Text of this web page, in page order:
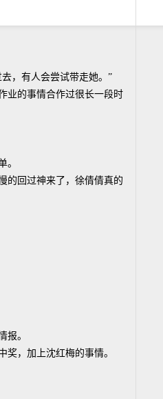
，有人会尝试带走她。”
业的事情合作过很长一段时
。
的回过神来了，徐倩倩真的
报。
奖，加上沈红梅的事情。